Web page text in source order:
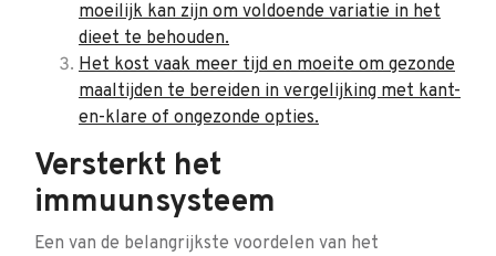
moeilijk kan zijn om voldoende variatie in het
dieet te behouden.
Het kost vaak meer tijd en moeite om gezonde
maaltijden te bereiden in vergelijking met kant-
en-klare of ongezonde opties.
Versterkt het
immuunsysteem
Een van de belangrijkste voordelen van het